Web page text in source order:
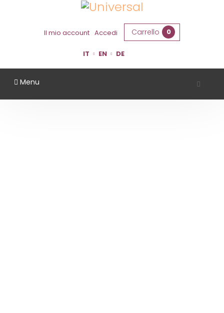
Il mio account Accedi Carrello 0
IT EN DE
Menu